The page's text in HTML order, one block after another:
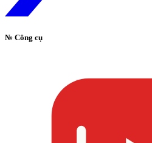
№ Công cụ